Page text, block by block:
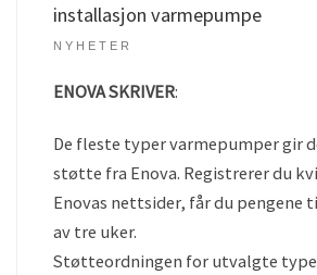
installasjon varmepumpe
NYHETER
ENOVA SKRIVER:
De fleste typer varmepumper gir
støtte fra Enova. Registrerer du
Enovas nettsider, får du pengene
av tre uker.
Støtteordningen for utvalgte